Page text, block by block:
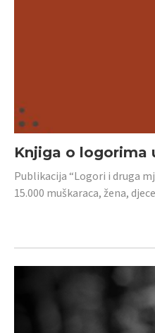
Knjiga o logorima
Publikacija “Logori i druga
15.000 muškaraca, žena,